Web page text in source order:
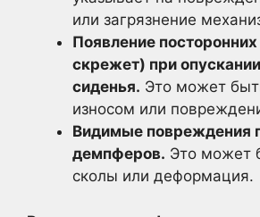
или загрязнение
Появление
скрежет) при
сиденья. Это может
износом или
Видимые повреждения
демпферов. Это может
сколы или деформация.